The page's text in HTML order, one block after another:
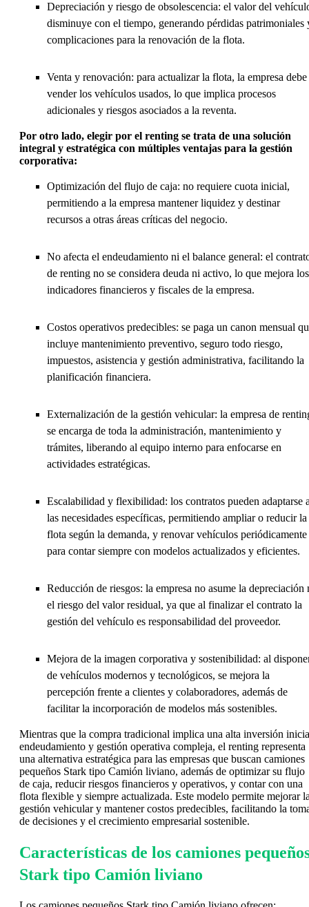
Depreciación y riesgo de obsolescencia: el valor del
disminuye con el tiempo, generando pérdidas patrimoniales
complicaciones para la renovación de la flota.
Venta y renovación: para actualizar la flota, la empresa debe
vender los vehículos usados, lo que implica procesos
adicionales y riesgos asociados a la reventa.
Por otro lado, elegir por el renting se trata de una solución
integral y estratégica con múltiples ventajas para la gestión
corporativa:
Optimización del flujo de caja: no requiere cuota inicial,
permitiendo a la empresa mantener liquidez y destinar
recursos a otras áreas críticas del negocio.
No afecta el endeudamiento ni el balance general: el
de renting no se considera deuda ni activo, lo que mejora los
indicadores financieros y fiscales de la empresa.
Costos operativos predecibles: se paga un canon mensual
incluye mantenimiento preventivo, seguro todo riesgo,
impuestos, asistencia y gestión administrativa, facilitando la
planificación financiera.
Externalización de la gestión vehicular: la empresa de
se encarga de toda la administración, mantenimiento y
trámites, liberando al equipo interno para enfocarse en
actividades estratégicas.
Escalabilidad y flexibilidad: los contratos pueden adaptarse
las necesidades específicas, permitiendo ampliar o reducir la
flota según la demanda, y renovar vehículos periódicamente
para contar siempre con modelos actualizados y eficientes.
Reducción de riesgos: la empresa no asume la depreciación
el riesgo del valor residual, ya que al finalizar el contrato la
gestión del vehículo es responsabilidad del proveedor.
Mejora de la imagen corporativa y sostenibilidad: al
de vehículos modernos y tecnológicos, se mejora la
percepción frente a clientes y colaboradores, además de
facilitar la incorporación de modelos más sostenibles.
Mientras que la compra tradicional implica una alta inversión
endeudamiento y gestión operativa compleja, el renting representa
una alternativa estratégica para las empresas que buscan camiones
pequeños Stark tipo Camión liviano, además de optimizar su flujo
de caja, reducir riesgos financieros y operativos, y contar con una
flota flexible y siempre actualizada. Este modelo permite mejorar
gestión vehicular y mantener costos predecibles, facilitando la
de decisiones y el crecimiento empresarial sostenible.
Características de los camiones
Stark tipo Camión liviano